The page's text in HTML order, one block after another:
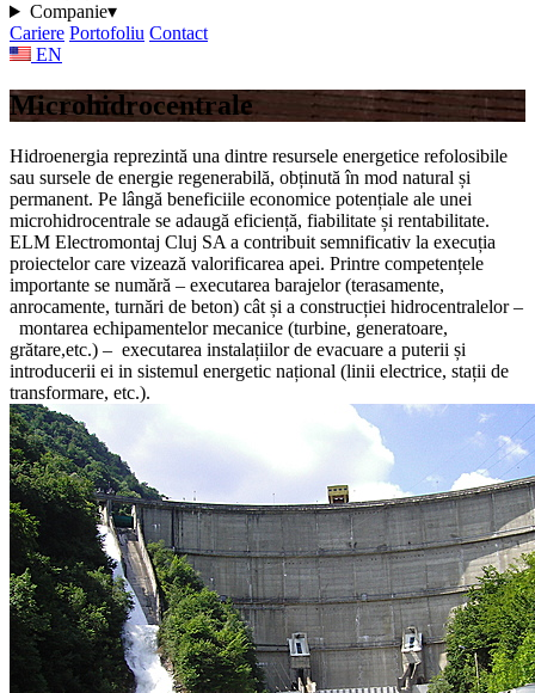
Companie▾
Cariere Portofoliu Contact
EN
Microhidrocentrale
Hidroenergia reprezintă una dintre resursele energetice refolosibile
sau sursele de energie regenerabilă, obținută în mod natural și
permanent. Pe lângă beneficiile economice potențiale ale unei
microhidrocentrale se adaugă eficiență, fiabilitate și rentabilitate.
ELM Electromontaj Cluj SA a contribuit semnificativ la execuția
proiectelor care vizează valorificarea apei. Printre competențele
importante se numără – executarea barajelor (terasamente,
anrocamente, turnări de beton) cât și a construcției hidrocentralelor –
montarea echipamentelor mecanice (turbine, generatoare,
grătare,etc.) – executarea instalațiilor de evacuare a puterii și
introducerii ei in sistemul energetic național (linii electrice, stații de
transformare, etc.).